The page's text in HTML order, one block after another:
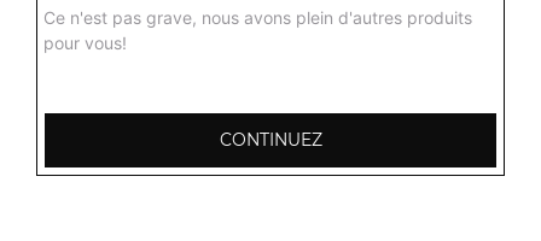
53000 Laval
Mentions légales
Ce n'est pas grave, nous avons plein d'autres produits
pour vous!
CONTINUEZ